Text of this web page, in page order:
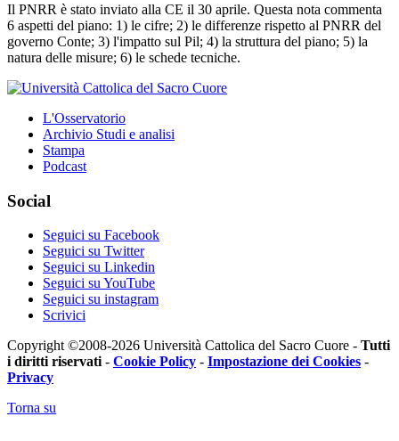
Il PNRR è stato inviato alla CE il 30 aprile. Questa nota commenta
6 aspetti del piano: 1) le cifre; 2) le differenze rispetto al PNRR del
governo Conte; 3) l'impatto sul Pil; 4) la struttura del piano; 5) la
natura delle misure; 6) le schede tecniche.
L'Osservatorio
Archivio Studi e analisi
Stampa
Podcast
Social
Seguici su Facebook
Seguici su Twitter
Seguici su Linkedin
Seguici su YouTube
Seguici su instagram
Scrivici
Copyright ©2008-2026 Università Cattolica del Sacro Cuore - Tutti
i diritti riservati - Cookie Policy - Impostazione dei Cookies -
Privacy
Torna su